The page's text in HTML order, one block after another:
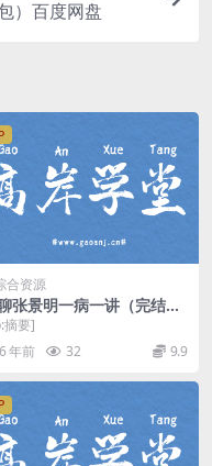
）百度网盘
合资源
张景明一病一讲（完结）
聊）百度网盘
摘要]
6 年前
32 9.9